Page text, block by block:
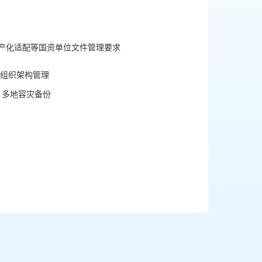
化适配等国资单位文件管理要求
织架构管理
地容灾备份